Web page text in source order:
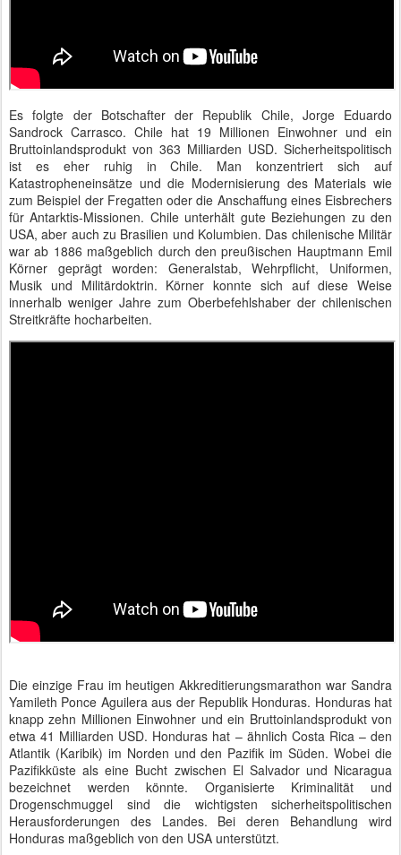
Es folgte der Botschafter der Republik Chile, Jorge Eduardo
Sandrock Carrasco. Chile hat 19 Millionen Einwohner und ein
Bruttoinlandsprodukt von 363 Milliarden USD. Sicherheitspolitisch
ist es eher ruhig in Chile. Man konzentriert sich auf
Katastropheneinsätze und die Modernisierung des Materials wie
zum Beispiel der Fregatten oder die Anschaffung eines Eisbrechers
für Antarktis-Missionen. Chile unterhält gute Beziehungen zu den
USA, aber auch zu Brasilien und Kolumbien. Das chilenische Militär
war ab 1886 maßgeblich durch den preußischen Hauptmann Emil
Körner geprägt worden: Generalstab, Wehrpflicht, Uniformen,
Musik und Militärdoktrin. Körner konnte sich auf diese Weise
innerhalb weniger Jahre zum Oberbefehlshaber der chilenischen
Streitkräfte hocharbeiten.
Die einzige Frau im heutigen Akkreditierungsmarathon war Sandra
Yamileth Ponce Aguilera aus der Republik Honduras. Honduras hat
knapp zehn Millionen Einwohner und ein Bruttoinlandsprodukt von
etwa 41 Milliarden USD. Honduras hat – ähnlich Costa Rica – den
Atlantik (Karibik) im Norden und den Pazifik im Süden. Wobei die
Pazifikküste als eine Bucht zwischen El Salvador und Nicaragua
bezeichnet werden könnte. Organisierte Kriminalität und
Drogenschmuggel sind die wichtigsten sicherheitspolitischen
Herausforderungen des Landes. Bei deren Behandlung wird
Honduras maßgeblich von den USA unterstützt.